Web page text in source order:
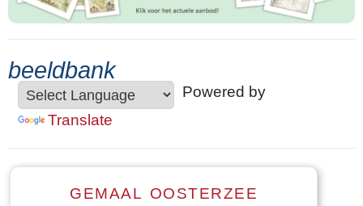
beeldbank
Powered by
Translate
GEMAAL OOSTERZEE